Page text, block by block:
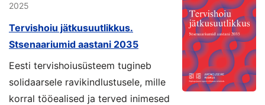
2025
Tervishoiu jätkusuutlikkus.
Stsenaariumid aastani 2035
Eesti tervishoiusüsteem tugineb
solidaarsele ravikindlustusele, mille
korral tööealised ja terved inimesed